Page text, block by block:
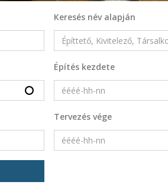
Keresés név alapján
Építés kezdete
Tervezés vége